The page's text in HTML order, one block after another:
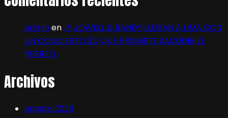
adminen 🎶 JOWELL & RANDY LLEGAN A LIMA CON
UN CONCIERTO 3D QUE PROMETE SACUDIR EL
PERREO:
Archivos
agosto 2026